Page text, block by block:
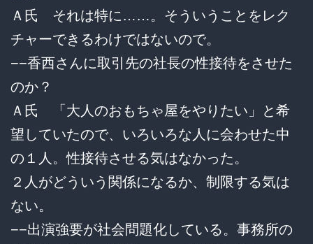
Ａ氏 それは特に……。そういうことをレク
チャーできるわけではないので。
−−香西さんに取引先の社長の性接待をさせた
のか？
Ａ氏 「大人のおもちゃ屋をやりたい」と希
望していたので、いろいろな人に会わせた中
の１人。性接待させる気はなかった。
２人がどういう関係になるか、制限する気は
ない。
−−出演強要が社会問題化している。事務所の